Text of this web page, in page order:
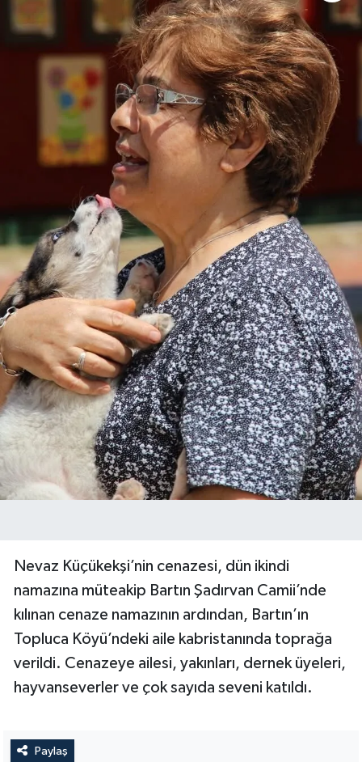
Nevaz Küçükekşi’nin cenazesi, dün ikindi
namazına müteakip Bartın Şadırvan Camii’nde
kılınan cenaze namazının ardından, Bartın’ın
Topluca Köyü’ndeki aile kabristanında toprağa
verildi. Cenazeye ailesi, yakınları, dernek üyeleri,
hayvanseverler ve çok sayıda seveni katıldı.
Paylaş